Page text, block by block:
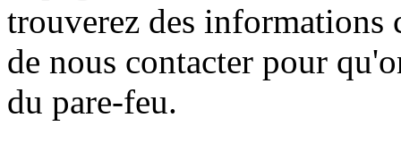
trouverez des informations
de nous contacter pour
du pare-feu.